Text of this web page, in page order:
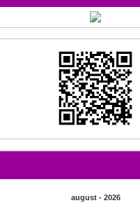
august - 2026